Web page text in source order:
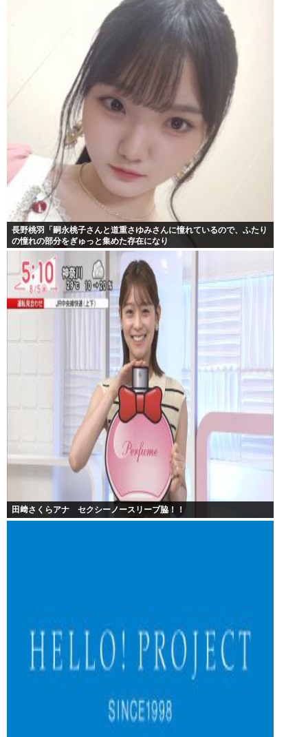
長野桃羽「嗣永桃子さんと道重さゆみさんに憧れているので、ふたり
の憧れの部分をぎゅっと集めた存在になり
田﨑さくらアナ セクシーノースリーブ脇！！